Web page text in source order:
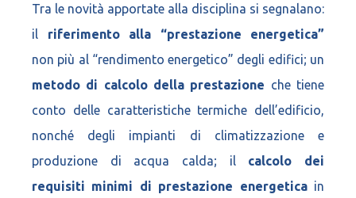
Tra le novità apportate alla disciplina si segnalano:
il riferimento alla “prestazione energetica”
non più al “rendimento energetico” degli edifici; un
metodo di calcolo della prestazione che tiene
conto delle caratteristiche termiche dell’edificio,
nonché degli impianti di climatizzazione e
produzione di acqua calda; il calcolo dei
requisiti minimi di prestazione energeticain